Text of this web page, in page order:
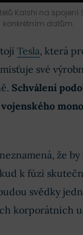
Kalshi na spojení
konkrétním datům.
Tesla, která
své
Schválení
že
k fúzi
svědky
korporátních